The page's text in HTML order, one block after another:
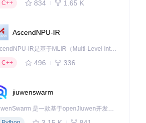
C++
834 1.65 K
AscendNPU-IR
AscendNPU-IR是基于MLIR（Multi-Level Intermediate Representation）构建的，面向昇腾亲和算子编译时使用的中间表示，提供昇腾完备表达能力，通过编译优化提升昇腾AI处理器计算效率，支持通过生态框架使能昇腾AI处理器与深度调优
C++
496 336
jiuwenswarm
JiuwenSwarm 是一款基于openJiuwen开发的智能AI Agent，它能够将大语言模型的强大能力，通过你日常使用的各类通讯应用，直接延伸至你的指尖。